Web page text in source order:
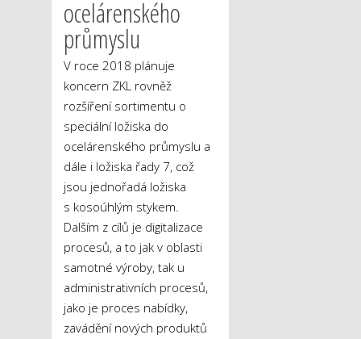
ocelárenského
průmyslu
V roce 2018 plánuje
koncern ZKL rovněž
rozšíření sortimentu o
speciální ložiska do
ocelárenského průmyslu a
dále i ložiska řady 7, což
jsou jednořadá ložiska
s kosoúhlým stykem.
Dalším z cílů je digitalizace
procesů, a to jak v oblasti
samotné výroby, tak u
administrativních procesů,
jako je proces nabídky,
zavádění nových produktů